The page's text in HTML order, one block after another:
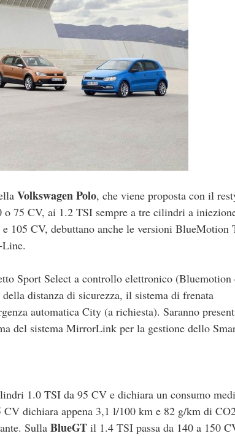
Volkswagen Polo, che viene proposta con il
75 CV, ai 1.2 TSI sempre a tre cilindri a
105 CV, debuttano anche le versioni BlueMotion
Sport Select a controllo elettronico (Bluemotion
distanza di sicurezza, il sistema di frenata
automatica City (a richiesta). Saranno
del sistema MirrorLink per la gestione dello
1.0 TSI da 95 CV e dichiara un consumo
dichiara appena 3,1 l/100 km e 82 g/km di
Sulla BlueGT il 1.4 TSI passa da 140 a 150